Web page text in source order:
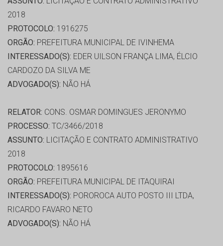
2018
PROTOCOLO: 1916275
ORGÃO: PREFEITURA MUNICIPAL DE IVINHEMA
INTERESSADO(S): EDER UILSON FRANÇA LIMA, ÉLCIO
CARDOZO DA SILVA ME
ADVOGADO(S): NÃO HÁ
RELATOR: CONS. OSMAR DOMINGUES JERONYMO
PROCESSO: TC/3466/2018
ASSUNTO: LICITAÇÃO E CONTRATO ADMINISTRATIVO
2018
PROTOCOLO: 1895616
ORGÃO: PREFEITURA MUNICIPAL DE ITAQUIRAI
INTERESSADO(S): POROROCA AUTO POSTO III LTDA,
RICARDO FAVARO NETO
ADVOGADO(S): NÃO HÁ